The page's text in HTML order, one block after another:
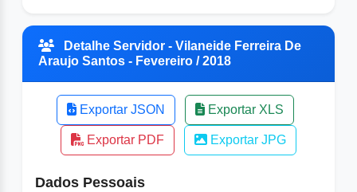
Detalhe Servidor - Vilaneide Ferreira De
Araujo Santos - Fevereiro / 2018
Exportar JSON Exportar XLS
Exportar PDF Exportar JPG
Dados Pessoais